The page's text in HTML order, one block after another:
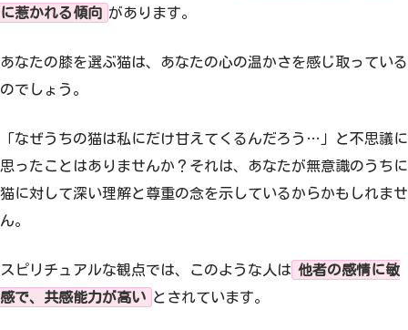
に惹かれる傾向 があります。
あなたの膝を選ぶ猫は、あなたの心の温かさを感じ取っている
のでしょう。
「なぜうちの猫は私にだけ甘えてくるんだろう…」と不思議に
思ったことはありませんか？それは、あなたが無意識のうちに
猫に対して深い理解と尊重の念を示しているからかもしれませ
ん。
スピリチュアルな観点では、このような人は 他者の感情に敏
感で、共感能力が高い とされています。